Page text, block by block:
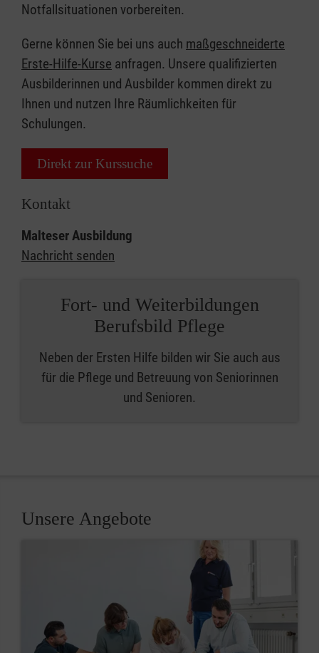
Notfallsituationen vorbereiten.
Gerne können Sie bei uns auch maßgeschneiderte
Erste-Hilfe-Kurse anfragen. Unsere qualifizierten
Ausbilderinnen und Ausbilder kommen direkt zu
Ihnen und nutzen Ihre Räumlichkeiten für
Schulungen.
Direkt zur Kurssuche
Kontakt
Malteser Ausbildung
Nachricht senden
Fort- und Weiterbildungen
Berufsbild Pflege
Neben der Ersten Hilfe bilden wir Sie auch aus
für die Pflege und Betreuung von Seniorinnen
und Senioren.
Unsere Angebote